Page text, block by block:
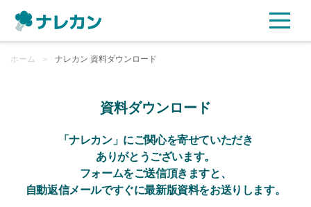
ご利用プラン
ご利用企業様の声
セキュリティ
ホーム ＞ ナレカン 資料ダウンロード
資料ダウンロード
「ナレカン」にご関心を寄せていただき
ありがとうございます。
フォームをご送信頂きますと、
自動返信メールですぐに最新版資料をお送りします。